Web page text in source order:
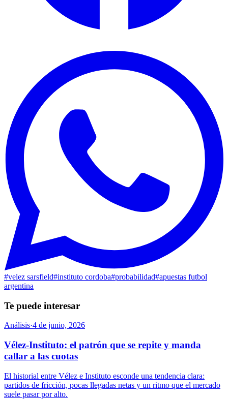
#velez sarsfield#instituto cordoba#probabilidad#apuestas futbol
argentina
Te puede interesar
Análisis·4 de junio, 2026
Vélez-Instituto: el patrón que se repite y manda
callar a las cuotas
El historial entre Vélez e Instituto esconde una tendencia clara:
partidos de fricción, pocas llegadas netas y un ritmo que el mercado
suele pasar por alto.